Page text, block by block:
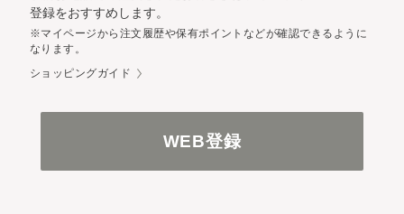
登録をおすすめします。
※マイページから注文履歴や保有ポイントなどが確認できるように
なります。
ショッピングガイド
WEB登録